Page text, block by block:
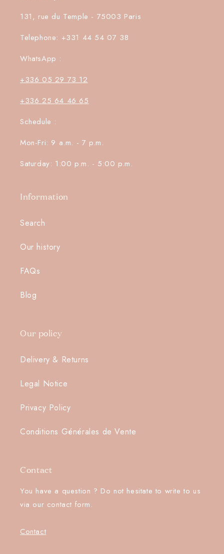
131, rue du Temple - 75003 Paris
Telephone: +331 44 54 07 38
WhatsApp :
+336 05 29 73 12
+336 25 64 46 65
Schedule :
Mon-Fri: 9 a.m. - 7 p.m.
Saturday: 1:00 p.m. - 5:00 p.m.
Information
Search
Our history
FAQs
Blog
Our policy
Delivery & Returns
Legal Notice
Privacy Policy
Conditions Générales de Vente
Contact
You have a question ? Do not hesitate to write to us
via our contact form.
Contact